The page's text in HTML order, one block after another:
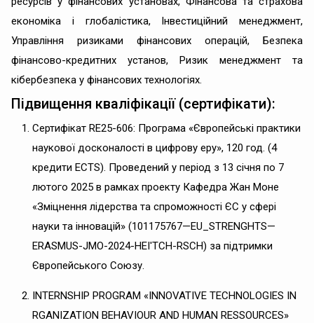
економіка і глобалістика, Інвестиційний менеджмент,
Управління ризиками фінансових операцій, Безпека
фінансово-кредитних установ, Ризик менеджмент та
кібербезпека у фінансових технологіях.
Підвищення кваліфікації (сертифікати):
Сертифікат RE25-606: Програма «Європейські практики
наукової досконалості в цифрову еру», 120 год. (4
кредити ECTS). Проведений у період з 13 січня по 7
лютого 2025 в рамках проекту Кафедра Жан Моне
«Зміцнення лідерства та спроможності ЄС у сфері
науки та інновацій» (101175767—EU_STRENGHTS—
ERASMUS-JMO-2024-HEI'TCH-RSCH) за підтримки
Європейського Союзу.
INTERNSHIP PROGRAM «INNOVATIVE TECHNOLOGIES IN
RGANIZATION BEHAVIOUR AND HUMAN RESSOURCES»